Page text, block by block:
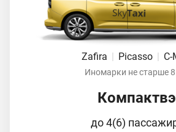
Zafira | Picasso | C-
Иномарки не старше 8
до 4(6)